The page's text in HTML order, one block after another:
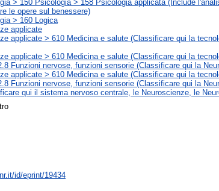
> 150 Psicologia > 158 Psicologia applicata (Include
le opere sul benessere)
> 160 Logica
applicate
applicate > 610 Medicina e salute (Classificare qui la
applicate > 610 Medicina e salute (Classificare qui la
Funzioni nervose, funzioni sensorie (Classificare qui la
applicate > 610 Medicina e salute (Classificare qui la
Funzioni nervose, funzioni sensorie (Classificare qui la
qui il sistema nervoso centrale, le Neuroscienze, le
id/eprint/19434